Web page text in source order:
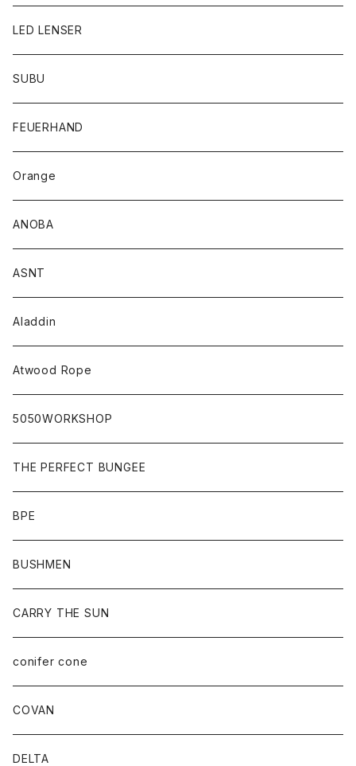
LED LENSER
SUBU
FEUERHAND
Orange
ANOBA
ASNT
Aladdin
Atwood Rope
5050WORKSHOP
THE PERFECT BUNGEE
BPE
BUSHMEN
CARRY THE SUN
conifer cone
COVAN
DELTA